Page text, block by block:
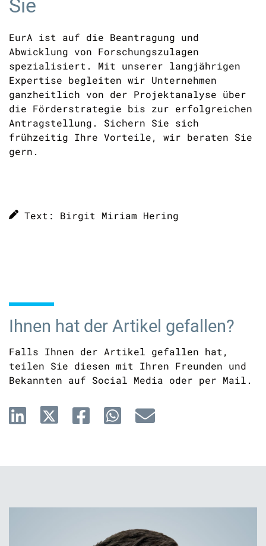
Sie
EurA ist auf die Beantragung und
Abwicklung von Forschungszulagen
spezialisiert. Mit unserer langjährigen
Expertise begleiten wir Unternehmen
ganzheitlich von der Projektanalyse über
die Förderstrategie bis zur erfolgreichen
Antragstellung. Sichern Sie sich
frühzeitig Ihre Vorteile, wir beraten Sie
gern.
Text: Birgit Miriam Hering
Ihnen hat der Artikel gefallen?
Falls Ihnen der Artikel gefallen hat,
teilen Sie diesen mit Ihren Freunden und
Bekannten auf Social Media oder per Mail.